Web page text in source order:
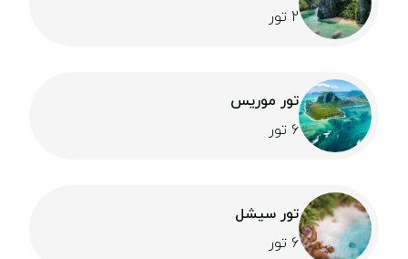
2 تور
تور موریس
6 تور
تور سیشل
6 تور